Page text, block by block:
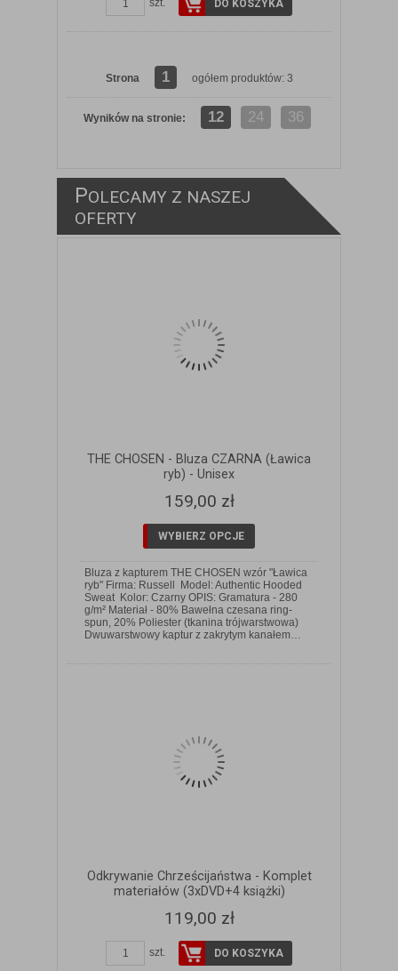
DO KOSZYKA
Strona 1 ogółem produktów: 3
Wyników na stronie: 12 24 36
POLECAMY Z NASZEJ
OFERTY
ZOBACZ SZCZEGÓŁY
THE CHOSEN - Bluza CZARNA (Ławica
ryb) - Unisex
159,00 zł
WYBIERZ OPCJE
Bluza z kapturem THE CHOSEN wzór "Ławica
ryb" Firma: Russell Model: Authentic Hooded
Sweat Kolor: Czarny OPIS: Gramatura - 280
g/m² Materiał - 80% Bawełna czesana ring-
spun, 20% Poliester (tkanina trójwarstwowa)
Dwuwarstwowy kaptur z zakrytym kanałem…
ZOBACZ SZCZEGÓŁY
Odkrywanie Chrześcijaństwa - Komplet
materiałów (3xDVD+4 książki)
119,00 zł
szt. DO KOSZYKA